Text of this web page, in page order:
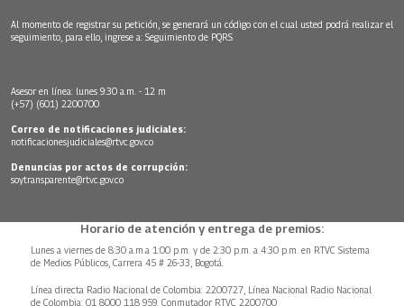
Al momento de registrar su petición, se generará un código con el cual usted podrá realizar el
seguimiento, para ello, ingrese a: Seguimiento de PQRS
Asesor en línea: lunes 9:30 a.m. - 12 m
(+57) (601) 2200700
Correo de notificaciones judiciales:
notificacionesjudiciales@rtvc.gov.co
Denuncias por actos de corrupción:
soytransparente@rtvc.gov.co
Horario de atención y entrega de premios:
Lunes a viernes de 8:30 a.m.a 1:00 p.m. y de 2:30 p.m. a 4:30 p.m. en RTVC Sistema
de Medios Públicos, Carrera 45 # 26-33, Bogotá.
Línea directa Radio Nacional de Colombia: 2200727, Línea Nacional Radio Nacional
de Colombia: 01 8000 118 959. Conmutador RTVC 2200700